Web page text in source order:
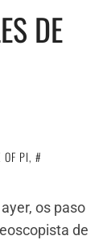
DE
OF PI,
os paso
de